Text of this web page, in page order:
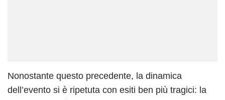
Nonostante questo precedente, la dinamica
dell’evento si è ripetuta con esiti ben più tragici: la